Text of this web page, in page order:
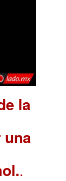
la
.